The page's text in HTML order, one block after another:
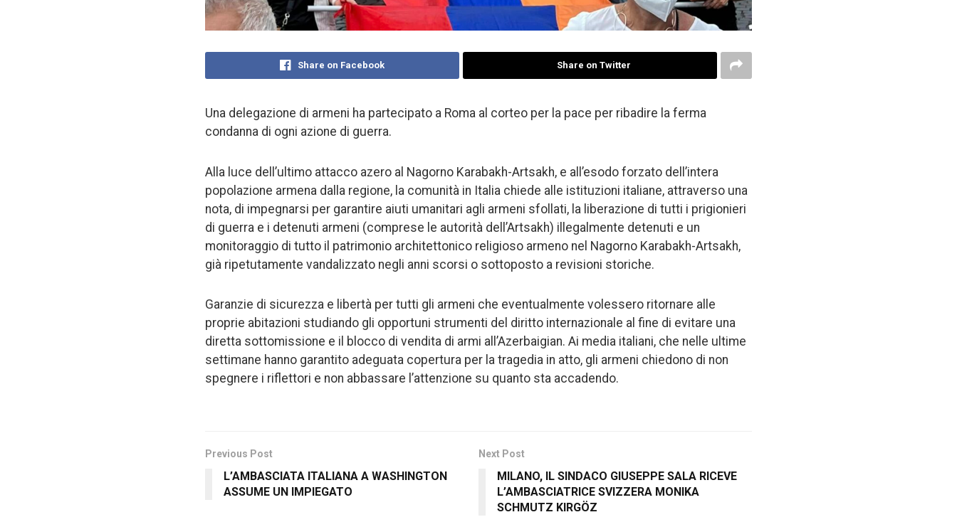
Share on Facebook Share on Twitter
Una delegazione di armeni ha partecipato a Roma al corteo per la pace per ribadire la ferma
condanna di ogni azione di guerra.
Alla luce dell’ultimo attacco azero al Nagorno Karabakh-Artsakh, e all’esodo forzato dell’intera
popolazione armena dalla regione, la comunità in Italia chiede alle istituzioni italiane, attraverso una
nota, di impegnarsi per garantire aiuti umanitari agli armeni sfollati, la liberazione di tutti i prigionieri
di guerra e i detenuti armeni (comprese le autorità dell’Artsakh) illegalmente detenuti e un
monitoraggio di tutto il patrimonio architettonico religioso armeno nel Nagorno Karabakh-Artsakh,
già ripetutamente vandalizzato negli anni scorsi o sottoposto a revisioni storiche.
Garanzie di sicurezza e libertà per tutti gli armeni che eventualmente volessero ritornare alle
proprie abitazioni studiando gli opportuni strumenti del diritto internazionale al fine di evitare una
diretta sottomissione e il blocco di vendita di armi all’Azerbaigian. Ai media italiani, che nelle ultime
settimane hanno garantito adeguata copertura per la tragedia in atto, gli armeni chiedono di non
spegnere i riflettori e non abbassare l’attenzione su quanto sta accadendo.
Previous Post
L’AMBASCIATA ITALIANA A WASHINGTON
ASSUME UN IMPIEGATO
Next Post
MILANO, IL SINDACO GIUSEPPE SALA RICEVE
L’AMBASCIATRICE SVIZZERA MONIKA
SCHMUTZ KIRGÖZ